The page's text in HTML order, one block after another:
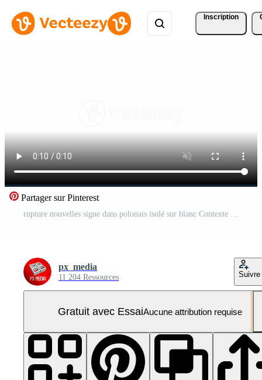
Inscription
Partager sur Pinterest
rupture nouvelles signe dans polonais isolé sur blanc Contexte Vidéo Pro
px_media
11 204 Ressources Suivre
Gratuit avec EssaiAucune attribution requise